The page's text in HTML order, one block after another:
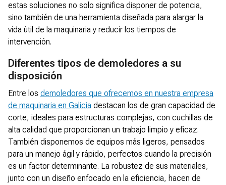
estas soluciones no solo significa disponer de potencia,
sino también de una herramienta diseñada para alargar la
vida útil de la maquinaria y reducir los tiempos de
intervención.
Diferentes tipos de demoledores a su
disposición
Entre los demoledores que ofrecemos en nuestra empresa
de maquinaria en Galicia destacan los de gran capacidad de
corte, ideales para estructuras complejas, con cuchillas de
alta calidad que proporcionan un trabajo limpio y eficaz.
También disponemos de equipos más ligeros, pensados
para un manejo ágil y rápido, perfectos cuando la precisión
es un factor determinante. La robustez de sus materiales,
junto con un diseño enfocado en la eficiencia, hacen de